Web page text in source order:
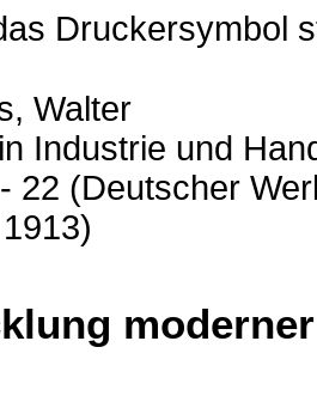
Druckersymbol
Walter
Industrie und
22 (Deutscher